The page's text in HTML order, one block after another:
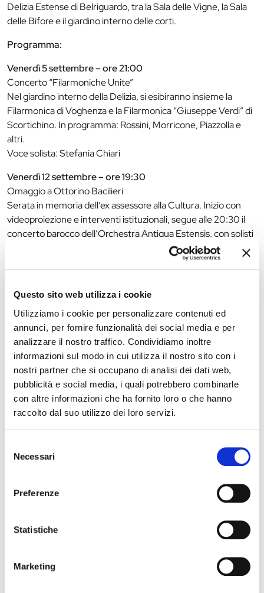
Questo sito web utilizza i cookie
Utilizziamo i cookie per personalizzare contenuti ed
annunci, per fornire funzionalità dei social media e per
analizzare il nostro traffico. Condividiamo inoltre
informazioni sul modo in cui utilizza il nostro sito con i
nostri partner che si occupano di analisi dei dati web,
pubblicità e social media, i quali potrebbero combinarle
con altre informazioni che ha fornito loro o che hanno
raccolto dal suo utilizzo dei loro servizi.
delNecessari
Preferenze
Statistiche
Marketing
Delizia Estense di Belriguardo, tra la Sala delle Vigne, la Sala
delle Bifore e il giardino interno delle corti.
Programma:
Venerdì 5 settembre – ore 21:00
Concerto “Filarmoniche Unite”
Nel giardino interno della Delizia, si esibiranno insieme la
Filarmonica di Voghenza e la Filarmonica “Giuseppe Verdi” di
Scortichino. In programma: Rossini, Morricone, Piazzolla e
altri.
Voce solista: Stefania Chiari
Venerdì 12 settembre – ore 19:30
Omaggio a Ottorino Bacilieri
Serata in memoria dell’ex assessore alla Cultura. Inizio con
videoproiezione e interventi istituzionali, segue alle 20:30 il
concerto barocco dell’Orchestra Antiqua Estensis, con solisti
Giulia Pareschi (flauto traverso)
Venerdì 19 settembre – ore 18:00
“Autori a Corte” – Reading musicale
Presso la Sala delle Bifore, presentazione del libro “Addio per
cena” di Luisa Raimondi, con letture e accompagnamento
musicale in un’atmosfera divertente e coinvolgente.
Info: estateabelriguardo@gmail.com
changes in the program of events reported. In case of
cancellation, variation, modification of the information of an